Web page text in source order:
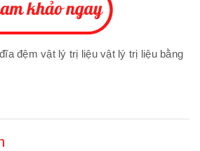
đệm vật lý trị liệu vật lý trị liệu bằng